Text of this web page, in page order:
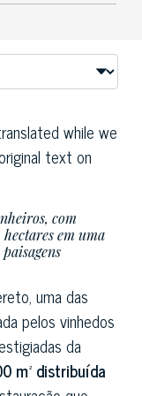
while we
text on
com
em uma
uma das
pelos vinhedos
da
m² distribuída